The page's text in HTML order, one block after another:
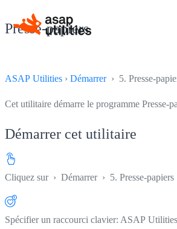
Presse-papiers
ASAP Utilities › Démarrer› 5. Presse-
Cet utilitaire démarre le programme Presse-
Démarrer cet utilitaire
Cliquez sur › Démarrer› 5. Presse-papiers
Spécifier un raccourci clavier: ASAP